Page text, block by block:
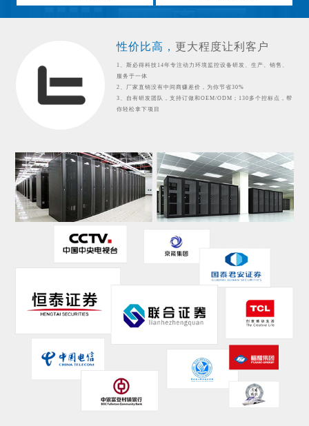
性价比高， 更大程度让利客户
1、斯必得科技14年专注动力环境监控设备研发、生产、销售、
服务于一体
2、厂家直销没有中间商赚差价，为你节省30%
3、自有研发团队，支持订做和OEM/ODM；130多个控标点，帮
你轻松拿下项目